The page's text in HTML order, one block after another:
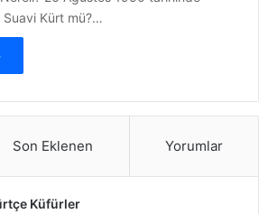
Suavi Kürt mü?…
Son Eklenen Yorumlar
Küfürler